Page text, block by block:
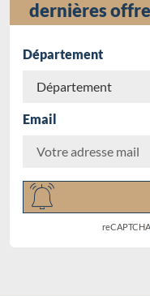
dernières
Département
Email
reCAPTCHA